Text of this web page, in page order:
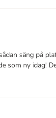
säng på
som ny idag!